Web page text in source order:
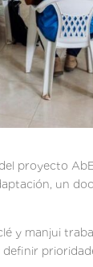
proyecto
un
y manjui